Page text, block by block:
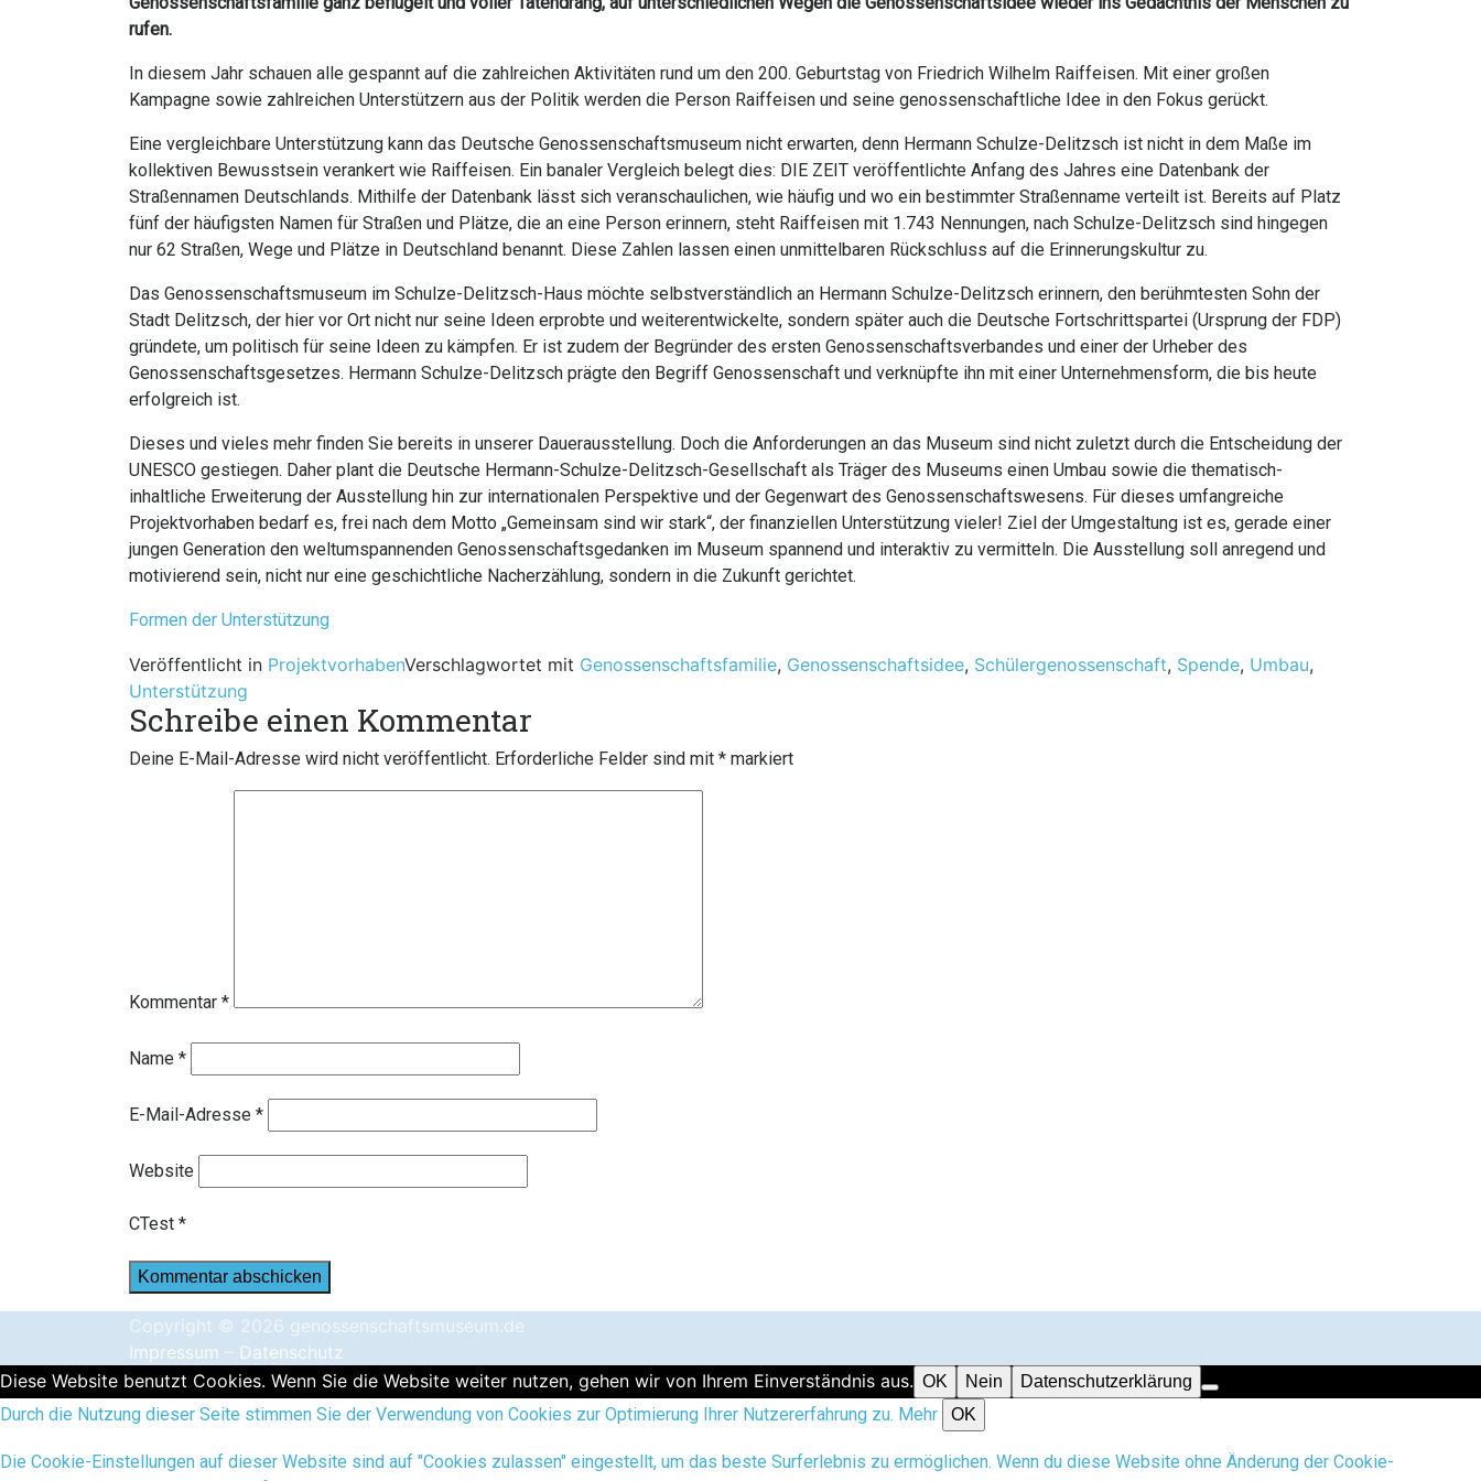
rufen.
In diesem Jahr schauen alle gespannt auf die zahlreichen Aktivitäten rund um den 200. Geburtstag von Friedrich Wilhelm Raiffeisen. Mit einer großen
Kampagne sowie zahlreichen Unterstützern aus der Politik werden die Person Raiffeisen und seine genossenschaftliche Idee in den Fokus gerückt.
Eine vergleichbare Unterstützung kann das Deutsche Genossenschaftsmuseum nicht erwarten, denn Hermann Schulze-Delitzsch ist nicht in dem Maße im
kollektiven Bewusstsein verankert wie Raiffeisen. Ein banaler Vergleich belegt dies: DIE ZEIT veröffentlichte Anfang des Jahres eine Datenbank der
Straßennamen Deutschlands. Mithilfe der Datenbank lässt sich veranschaulichen, wie häufig und wo ein bestimmter Straßenname verteilt ist. Bereits auf Platz
fünf der häufigsten Namen für Straßen und Plätze, die an eine Person erinnern, steht Raiffeisen mit 1.743 Nennungen, nach Schulze-Delitzsch sind hingegen
nur 62 Straßen, Wege und Plätze in Deutschland benannt. Diese Zahlen lassen einen unmittelbaren Rückschluss auf die Erinnerungskultur zu.
Das Genossenschaftsmuseum im Schulze-Delitzsch-Haus möchte selbstverständlich an Hermann Schulze-Delitzsch erinnern, den berühmtesten Sohn der
Stadt Delitzsch, der hier vor Ort nicht nur seine Ideen erprobte und weiterentwickelte, sondern später auch die Deutsche Fortschrittspartei (Ursprung der FDP)
gründete, um politisch für seine Ideen zu kämpfen. Er ist zudem der Begründer des ersten Genossenschaftsverbandes und einer der Urheber des
Genossenschaftsgesetzes. Hermann Schulze-Delitzsch prägte den Begriff Genossenschaft und verknüpfte ihn mit einer Unternehmensform, die bis heute
erfolgreich ist.
Dieses und vieles mehr finden Sie bereits in unserer Dauerausstellung. Doch die Anforderungen an das Museum sind nicht zuletzt durch die Entscheidung der
UNESCO gestiegen. Daher plant die Deutsche Hermann-Schulze-Delitzsch-Gesellschaft als Träger des Museums einen Umbau sowie die thematisch-
inhaltliche Erweiterung der Ausstellung hin zur internationalen Perspektive und der Gegenwart des Genossenschaftswesens. Für dieses umfangreiche
Projektvorhaben bedarf es, frei nach dem Motto „Gemeinsam sind wir stark“, der finanziellen Unterstützung vieler! Ziel der Umgestaltung ist es, gerade einer
jungen Generation den weltumspannenden Genossenschaftsgedanken im Museum spannend und interaktiv zu vermitteln. Die Ausstellung soll anregend und
motivierend sein, nicht nur eine geschichtliche Nacherzählung, sondern in die Zukunft gerichtet.
Formen der Unterstützung
Veröffentlicht in ProjektvorhabenVerschlagwortet mit Genossenschaftsfamilie, Genossenschaftsidee, Schülergenossenschaft, Spende, Umbau,
Unterstützung
Schreibe einen Kommentar
Deine E-Mail-Adresse wird nicht veröffentlicht. Erforderliche Felder sind mit * markiert
Kommentar *
Name *
E-Mail-Adresse *
Website
CTest *
Copyright © 2026 genossenschaftsmuseum.de
Impressum – Datenschutz
Diese Website benutzt Cookies. Wenn Sie die Website weiter nutzen, gehen wir von Ihrem Einverständnis aus. OK Nein Datenschutzerklärung
Durch die Nutzung dieser Seite stimmen Sie der Verwendung von Cookies zur Optimierung Ihrer Nutzererfahrung zu. Mehr OK
Die Cookie-Einstellungen auf dieser Website sind auf "Cookies zulassen" eingestellt, um das beste Surferlebnis zu ermöglichen. Wenn du diese Website ohne Änderung der Cookie-